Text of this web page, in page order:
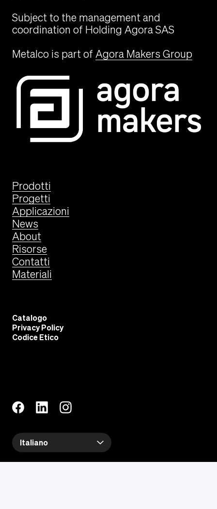
Subject to the management and
coordination of Holding Agora SAS
Metalco is part of Agora Makers Group
Prodotti
Progetti
Applicazioni
News
About
Risorse
Contatti
Materiali
Catalogo
Privacy Policy
Codice Etico
Italiano